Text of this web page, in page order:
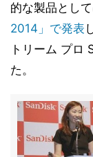
的な製品とし
2014」で発表
トリーム プロ
た。